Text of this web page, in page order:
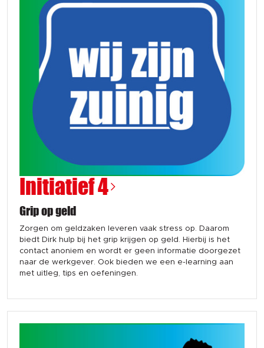
Initiatief 4
Grip op geld
Zorgen om geldzaken leveren vaak stress op. Daarom
biedt Dirk hulp bij het grip krijgen op geld. Hierbij is het
contact anoniem en wordt er geen informatie doorgezet
naar de werkgever. Ook bieden we een e-learning aan
met uitleg, tips en oefeningen.